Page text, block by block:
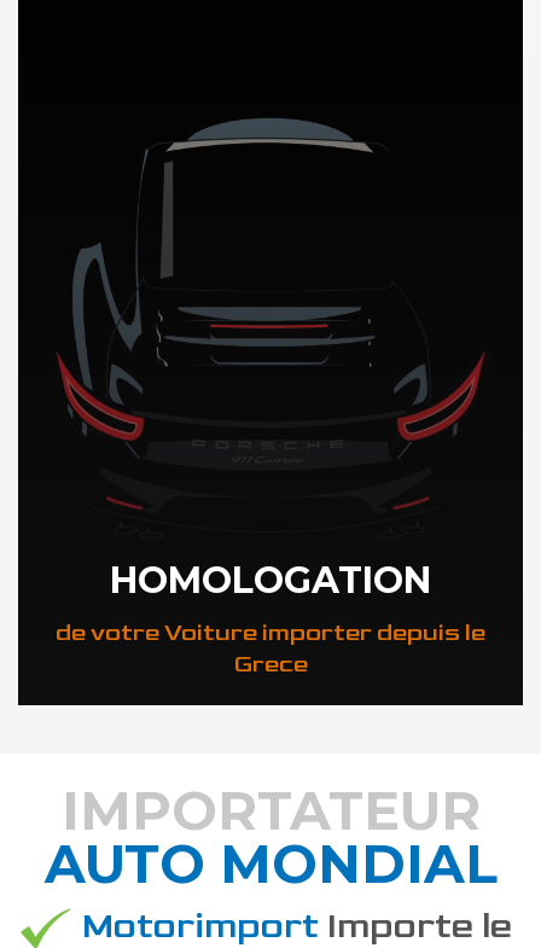
DÉCOUVREZ NOTRE IMPORTATION AUTO en Grece
HOMOLOGATION
de votre Voiture importer depuis le
Grece
DÉCOUVREZ COMMENT
IMPORTATEUR
AUTO MONDIAL
Motorimport Importe le